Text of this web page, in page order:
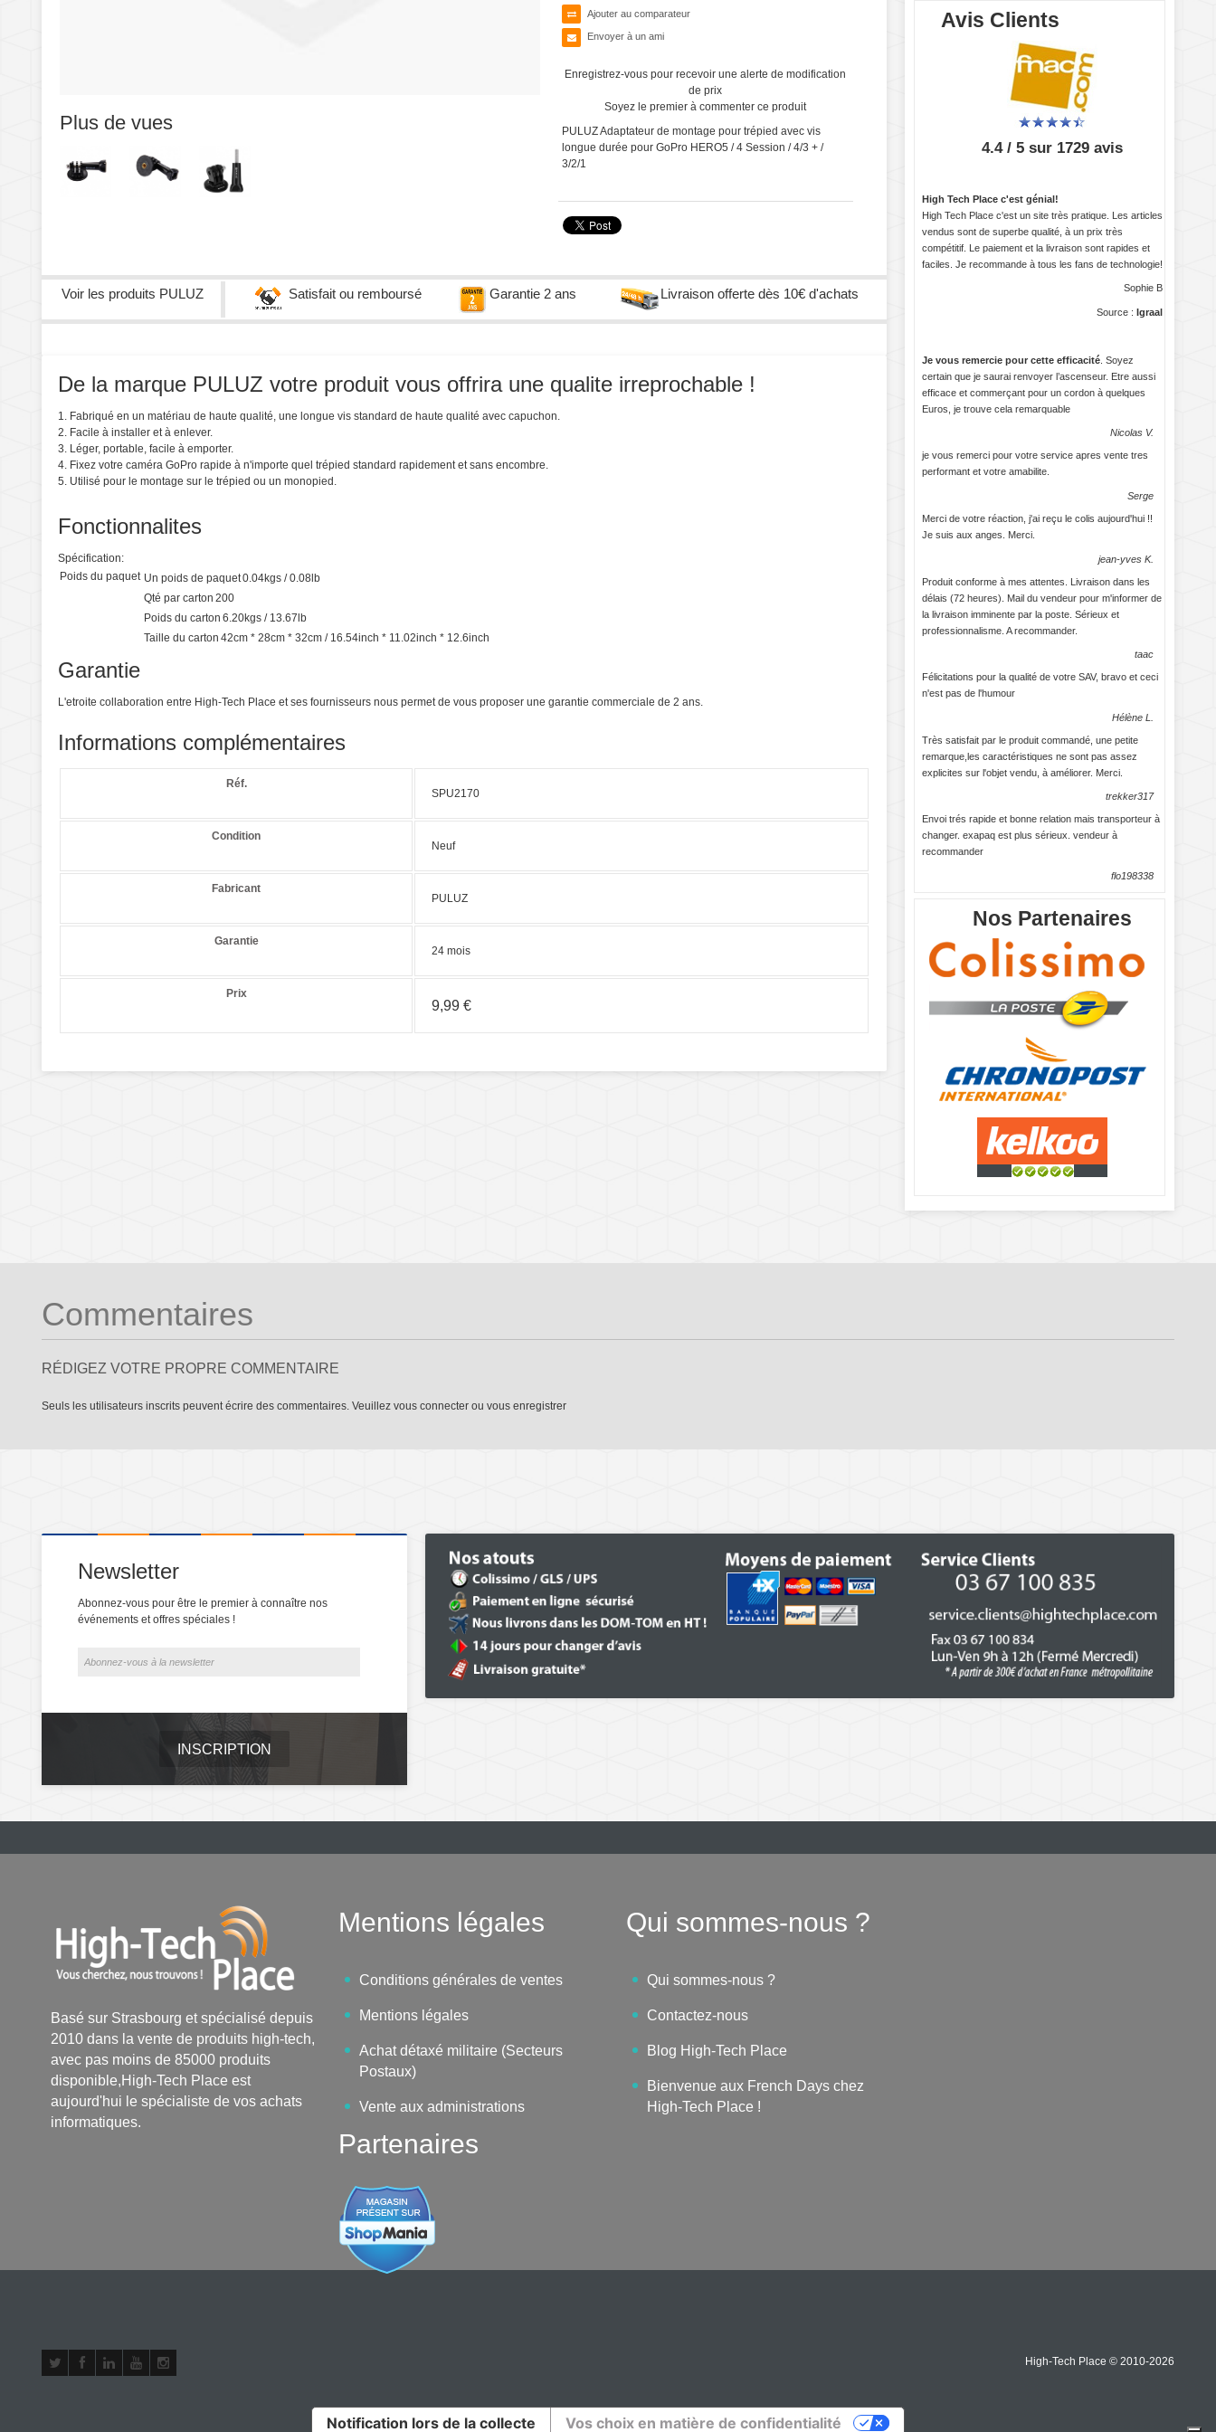
Plus de vues
Ajouter au comparateur
Envoyer à un ami
Enregistrez-vous pour recevoir une alerte de modification
de prix
Soyez le premier à commenter ce produit
PULUZ Adaptateur de montage pour trépied avec vis
longue durée pour GoPro HERO5 / 4 Session / 4/3 + /
3/2/1
Voir les produits PULUZ Satisfait ou remboursé Garantie 2 ans Livraison offerte dès 10€ d'achats
De la marque PULUZ votre produit vous offrira une qualite irreprochable !
1. Fabriqué en un matériau de haute qualité, une longue vis standard de haute qualité avec capuchon.
2. Facile à installer et à enlever.
3. Léger, portable, facile à emporter.
4. Fixez votre caméra GoPro rapide à n'importe quel trépied standard rapidement et sans encombre.
5. Utilisé pour le montage sur le trépied ou un monopied.
Fonctionnalites
Spécification:
Poids du paquet Un poids de paquet0.04kgs / 0.08lb
Qté par carton 200
Poids du carton 6.20kgs / 13.67lb
Taille du carton 42cm * 28cm * 32cm / 16.54inch * 11.02inch * 12.6inch
Garantie
L'etroite collaboration entre High-Tech Place et ses fournisseurs nous permet de vous proposer une garantie commerciale de 2 ans.
Informations complémentaires
Réf.
SPU2170
Condition
Neuf
Fabricant
PULUZ
Garantie
24 mois
Prix
9,99 €
Avis Clients
4.4 / 5 sur 1729 avis
High Tech Place c'est génial!
High Tech Place c'est un site très pratique. Les articles
vendus sont de superbe qualité, à un prix très
compétitif. Le paiement et la livraison sont rapides et
faciles. Je recommande à tous les fans de technologie!
Sophie B
Source : Igraal
Je vous remercie pour cette efficacité . Soyez
certain que je saurai renvoyer l’ascenseur. Etre aussi
efficace et commerçant pour un cordon à quelques
Euros, je trouve cela remarquable
Nicolas V.
je vous remerci pour votre service apres vente tres
performant et votre amabilite.
Serge
Merci de votre réaction, j'ai reçu le colis aujourd'hui !!
Je suis aux anges. Merci.
jean-yves K.
Produit conforme à mes attentes. Livraison dans les
délais (72 heures). Mail du vendeur pour m'informer de
la livraison imminente par la poste. Sérieux et
professionnalisme. A recommander.
taac
Félicitations pour la qualité de votre SAV, bravo et ceci
n'est pas de l'humour
Hélène L.
Très satisfait par le produit commandé, une petite
remarque,les caractéristiques ne sont pas assez
explicites sur l'objet vendu, à améliorer. Merci.
trekker317
Envoi trés rapide et bonne relation mais transporteur à
changer. exapaq est plus sérieux. vendeur à
recommander
flo198338
Nos Partenaires
Commentaires
RÉDIGEZ VOTRE PROPRE COMMENTAIRE
Seuls les utilisateurs inscrits peuvent écrire des commentaires. Veuillez vous connecter ou vous enregistrer
Newsletter
Abonnez-vous pour être le premier à connaître nos
événements et offres spéciales !
INSCRIPTION
Basé sur Strasbourg et spécialisé depuis
2010 dans la vente de produits high-tech,
avec pas moins de 85000 produits
disponible,High-Tech Place est
aujourd'hui le spécialiste de vos achats
informatiques.
Mentions légales
Conditions générales de ventes
Mentions légales
Achat détaxé militaire (Secteurs
Postaux)
Vente aux administrations
Qui sommes-nous ?
Qui sommes-nous ?
Contactez-nous
Blog High-Tech Place
Bienvenue aux French Days chez
High-Tech Place !
Partenaires
High-Tech Place © 2010-2026
Notification lors de la collecte Vos choix en matière de confidentialité